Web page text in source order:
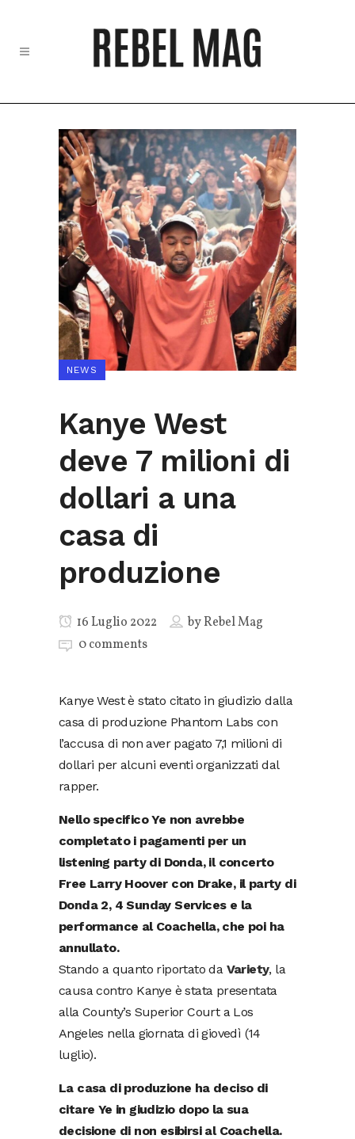
NEWS
Kanye West
deve 7 milioni di
dollari a una
casa di
produzione
16 Luglio 2022 byRebel Mag
0 comments
Kanye West è stato citato in giudizio dalla
casa di produzione Phantom Labs con
l’accusa di non aver pagato 7,1 milioni di
dollari per alcuni eventi organizzati dal
rapper.
Nello specifico Ye non avrebbe
completato i pagamenti per un
listening party di Donda, il concerto
Free Larry Hoover con Drake, il party di
Donda 2, 4 Sunday Services e la
performance al Coachella, che poi ha
annullato.
Stando a quanto riportato da Variety, la
causa contro Kanye è stata presentata
alla County’s Superior Court a Los
Angeles nella giornata di giovedì (14
luglio).
La casa di produzione ha deciso di
citare Ye in giudizio dopo la sua
decisione di non esibirsi al Coachella.